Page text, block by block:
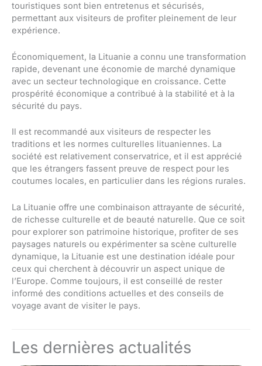
touristiques sont bien entretenus et sécurisés,
permettant aux visiteurs de profiter pleinement de leur
expérience.
Économiquement, la Lituanie a connu une transformation
rapide, devenant une économie de marché dynamique
avec un secteur technologique en croissance. Cette
prospérité économique a contribué à la stabilité et à la
sécurité du pays.
Il est recommandé aux visiteurs de respecter les
traditions et les normes culturelles lituaniennes. La
société est relativement conservatrice, et il est apprécié
que les étrangers fassent preuve de respect pour les
coutumes locales, en particulier dans les régions rurales.
La Lituanie offre une combinaison attrayante de sécurité,
de richesse culturelle et de beauté naturelle. Que ce soit
pour explorer son patrimoine historique, profiter de ses
paysages naturels ou expérimenter sa scène culturelle
dynamique, la Lituanie est une destination idéale pour
ceux qui cherchent à découvrir un aspect unique de
l’Europe. Comme toujours, il est conseillé de rester
informé des conditions actuelles et des conseils de
voyage avant de visiter le pays.
Les dernières actualités